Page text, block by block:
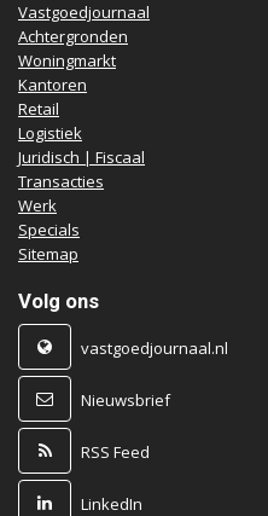
Vastgoedjournaal
Achtergronden
Woningmarkt
Kantoren
Retail
Logistiek
Juridisch | Fiscaal
Transacties
Werk
Specials
Sitemap
Volg ons
vastgoedjournaal.nl
Nieuwsbrief
RSS Feed
LinkedIn